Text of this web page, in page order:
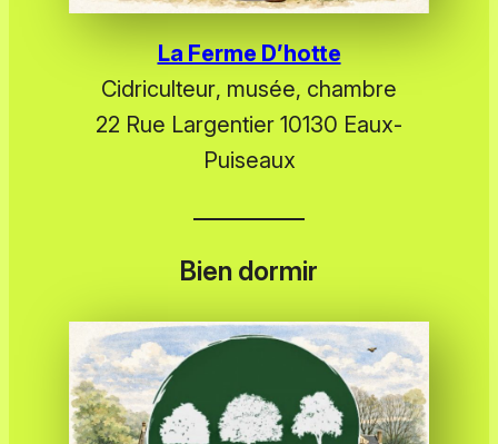
La Ferme D’hotte
Cidriculteur, musée, chambre
22 Rue Largentier 10130 Eaux-
Puiseaux
Bien dormir